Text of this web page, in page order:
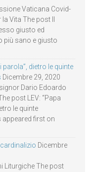
Vaticana Covid-
Vita The post Il
giusto ed
più sano e giusto
parola”, dietro le quinte
Dicembre 29, 2020
Dario Edoardo
post LEV: “Papa
le quinte
appeared first on
Dicembre
Liturgiche The post